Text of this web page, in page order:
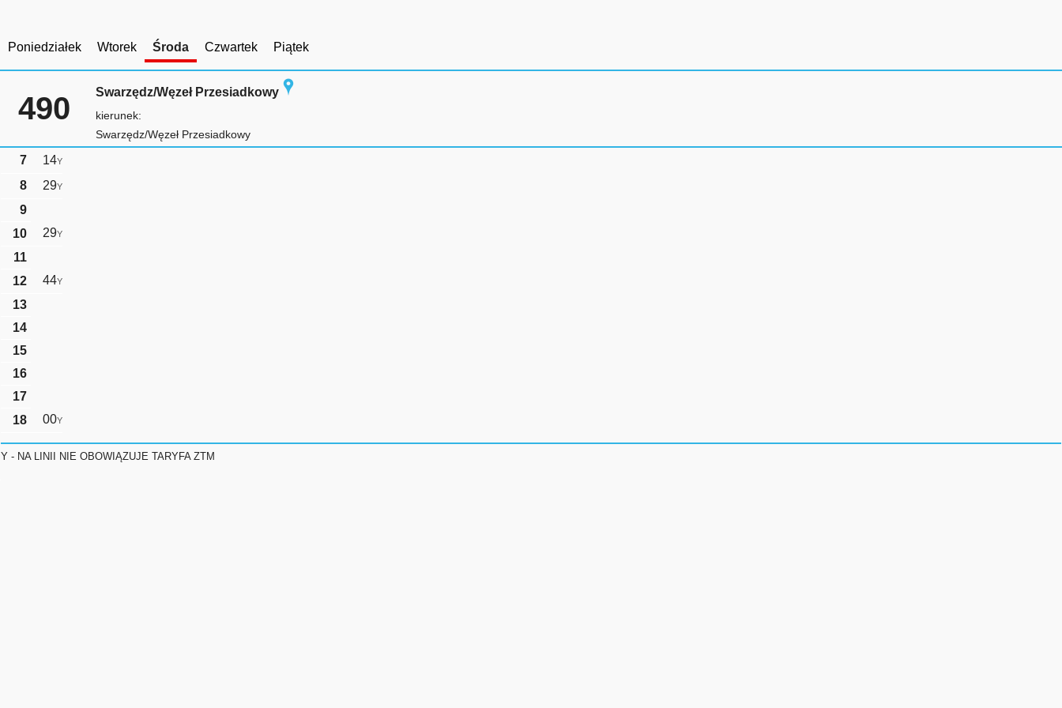
Poniedziałek Wtorek Środa Czwartek Piątek
490 Swarzędz/Węzeł Przesiadkowy
kierunek:
Swarzędz/Węzeł Przesiadkowy
7 14Y
8 29Y
9
10
29Y
11
12
44Y
13
14
15
16
17
18
00Y
Y - NA LINII NIE OBOWIĄZUJE TARYFA ZTM